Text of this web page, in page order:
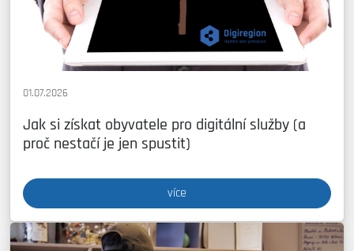
01.07.2026
Jak si získat obyvatele pro digitální služby (a
proč nestačí je jen spustit)
více